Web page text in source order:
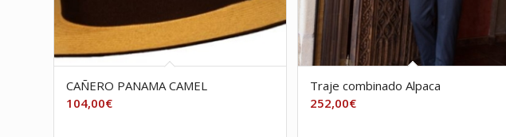
CAÑERO PANAMA CAMEL
104,00€
Traje combinado Alpaca
252,00€